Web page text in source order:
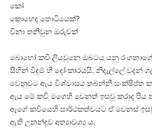
කෝ
කොහෙද තොටියෙක්?
විනා තනිවුන ඔරුවක්
බොහෝ කවි ලියවුනෙ ඔබටය යනු
සිහින් විඳුම් හී දෝංකාරයයි. නිදැල්ලේ වදන්
වෙනුවට ඇය විශ්වාසය තබන්නී සංක්ෂිප්ත
ඇය මේ කවි මගෙහි වෙනත් ඉසවු කරාද පිය
ඇගේ කවියෙහි සාර්ථකත්වයට ඒ වෙනස්
ඇති උනන්දුව අත්‍යාවශ්‍ය ය.